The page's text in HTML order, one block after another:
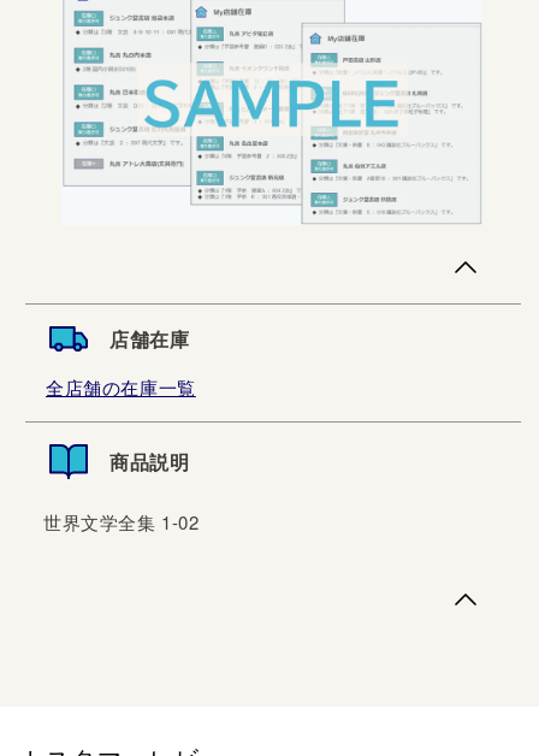
店舗在庫
全店舗の在庫一覧
商品説明
世界文学全集 1-02